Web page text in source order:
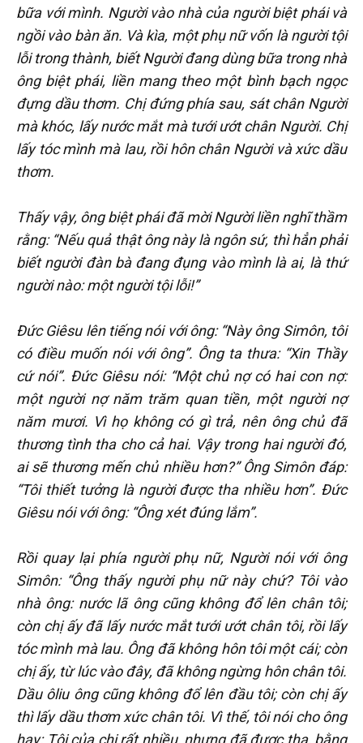
bữa với mình. Người vào nhà của người biệt phái và
ngồi vào bàn ăn. Và kìa, một phụ nữ vốn là người tội
lỗi trong thành, biết Người đang dùng bữa trong nhà
ông biệt phái, liền mang theo một bình bạch ngọc
đựng dầu thơm. Chị đứng phía sau, sát chân Người
mà khóc, lấy nước mắt mà tưới ướt chân Người. Chị
lấy tóc mình mà lau, rồi hôn chân Người và xức dầu
thơm.
Thấy vậy, ông biệt phái đã mời Người liền nghĩ thầm
rằng: “Nếu quả thật ông này là ngôn sứ, thì hẳn phải
biết người đàn bà đang đụng vào mình là ai, là thứ
người nào: một người tội lỗi!”
Đức Giêsu lên tiếng nói với ông: “Này ông Simôn, tôi
có điều muốn nói với ông”. Ông ta thưa: “Xin Thầy
cứ nói”. Đức Giêsu nói: “Một chủ nợ có hai con nợ:
một người nợ năm trăm quan tiền, một người nợ
năm mươi. Vì họ không có gì trả, nên ông chủ đã
thương tình tha cho cả hai. Vậy trong hai người đó,
ai sẽ thương mến chủ nhiều hơn?” Ông Simôn đáp:
“Tôi thiết tưởng là người được tha nhiều hơn”. Đức
Giêsu nói với ông: “Ông xét đúng lắm”.
Rồi quay lại phía người phụ nữ, Người nói với ông
Simôn: “Ông thấy người phụ nữ này chứ? Tôi vào
nhà ông: nước lã ông cũng không đổ lên chân tôi;
còn chị ấy đã lấy nước mắt tưới ướt chân tôi, rồi lấy
tóc mình mà lau. Ông đã không hôn tôi một cái; còn
chị ấy, từ lúc vào đây, đã không ngừng hôn chân tôi.
Dầu ôliu ông cũng không đổ lên đầu tôi; còn chị ấy
thì lấy dầu thơm xức chân tôi. Vì thế, tôi nói cho ông
hay: Tội của chị rất nhiều, nhưng đã được tha, bằng